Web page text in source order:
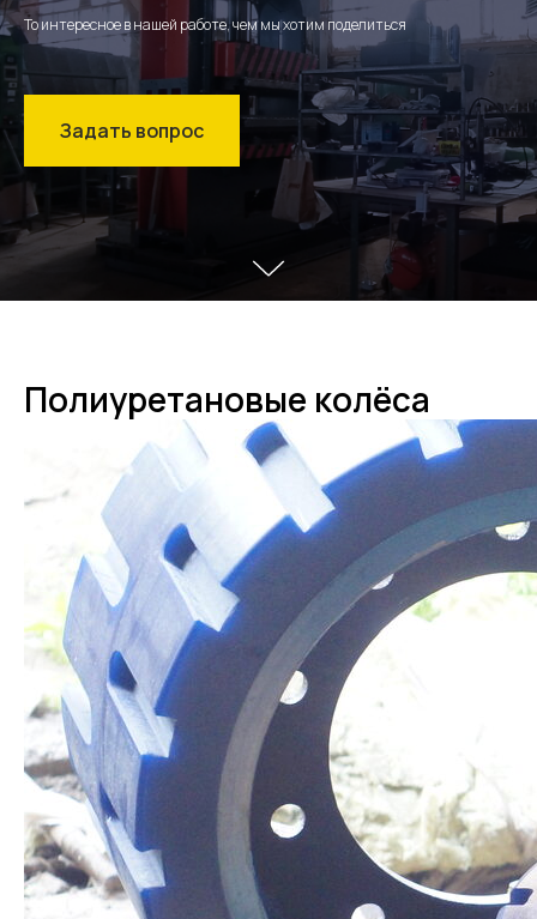
То интересное в нашей работе, чем мы хотим поделиться
Задать вопрос
Полиуретановые колёса